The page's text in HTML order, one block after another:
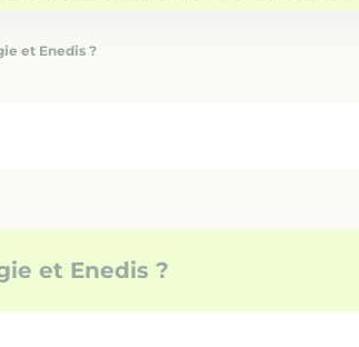
et Enedis ?
et Enedis ?